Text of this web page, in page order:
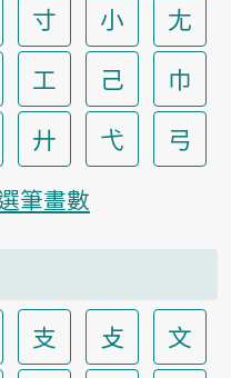
寸 小
尢
工 己
巾
廾 弋
弓
筆畫數
支 攴
文